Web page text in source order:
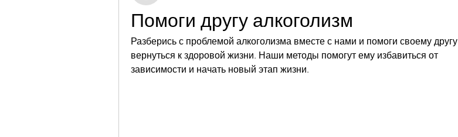
Помоги другу алкоголизм
Разберись с проблемой алкоголизма вместе с нами и помоги своему другу
вернуться к здоровой жизни. Наши методы помогут ему избавиться от
зависимости и начать новый этап жизни.